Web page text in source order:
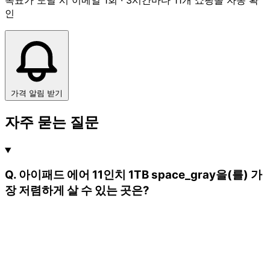
인
가격 알림 받기
자주 묻는 질문
Q. 아이패드 에어 11인치 1TB space_gray을(를) 가
장 저렴하게 살 수 있는 곳은?